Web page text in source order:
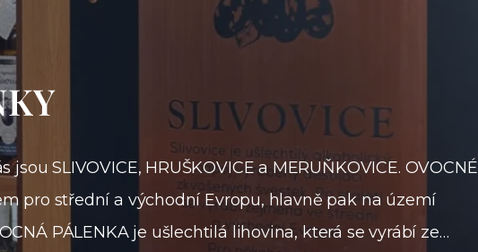
SLIVOVICE, HRUŠKOVICE a MERUŇKOVICE. OVOCNÉ
pro střední a východní Evropu, hlavně pak na území
PÁLENKA je ušlechtilá lihovina, která se vyrábí ze